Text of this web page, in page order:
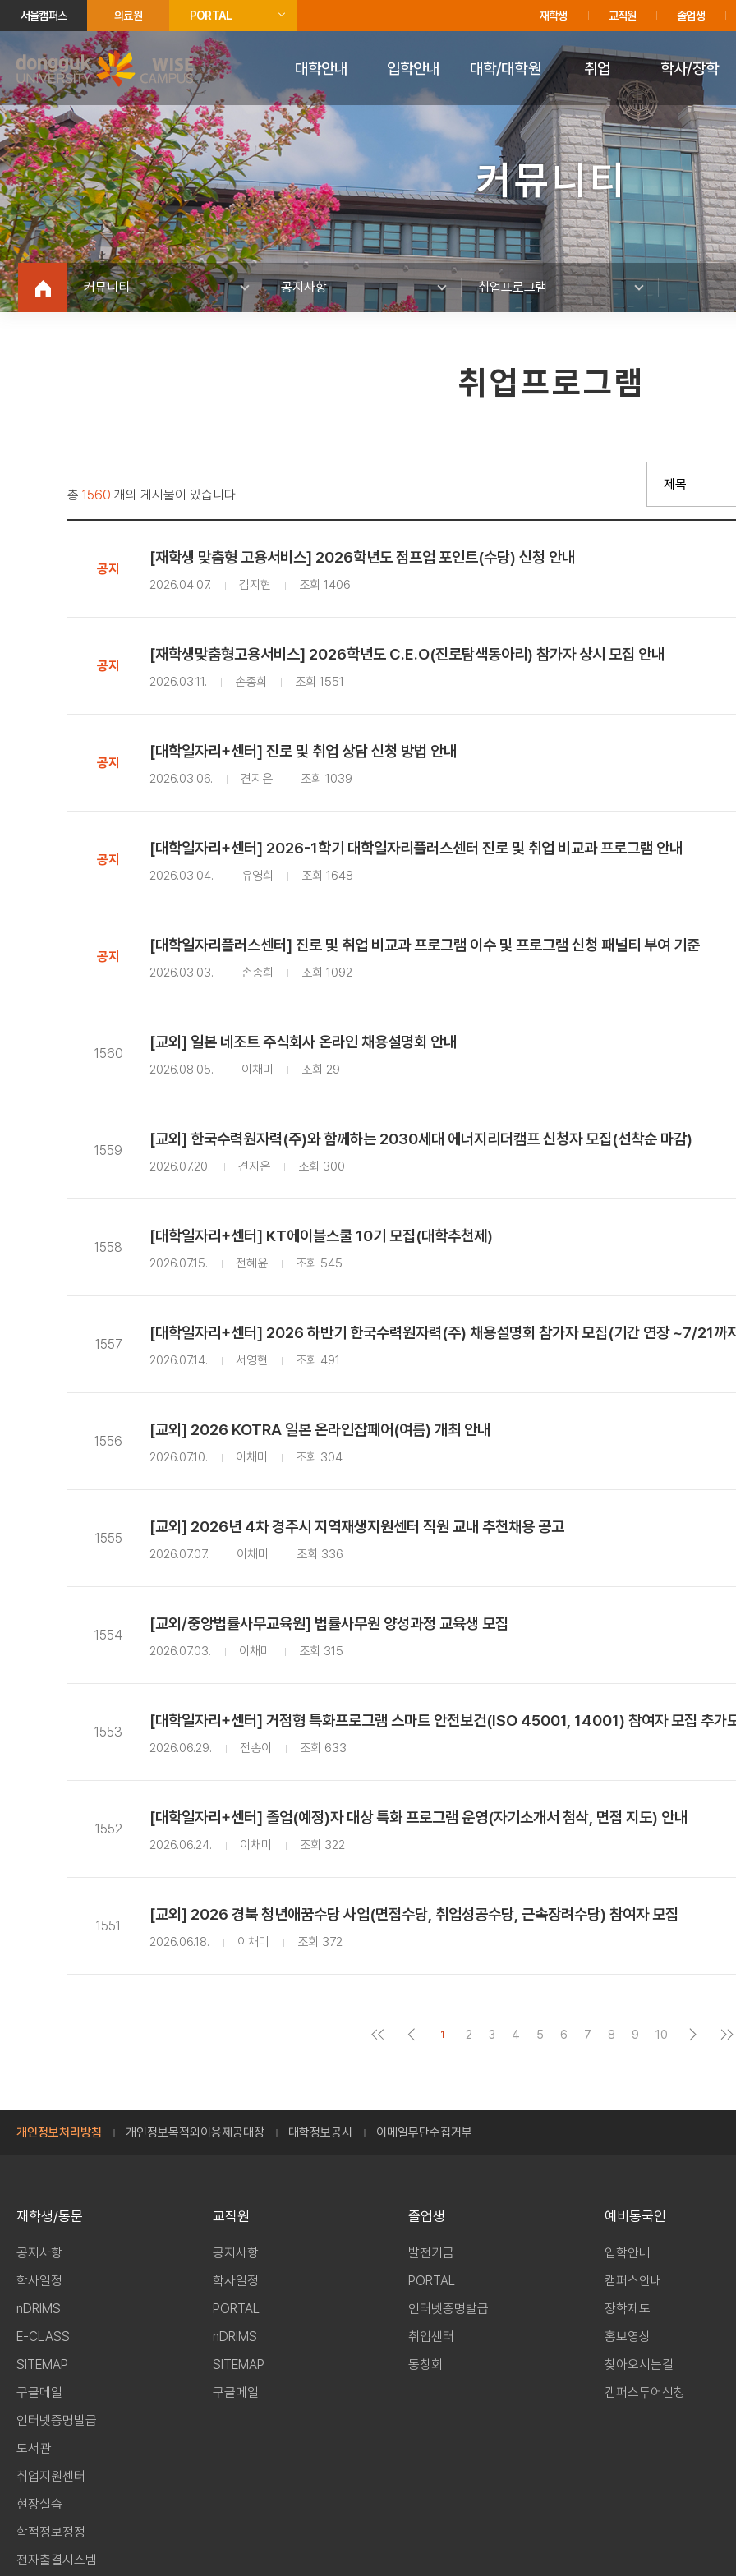
주메뉴 바로가기
푸터 바로가기
서울캠퍼스 의료원 PORTAL 재학생 교직원 졸업생
대학안내 입학안내 대학/대학원 취업 학사/장학
커뮤니티
커뮤니티 공지사항 취업프로그램
취업프로그램
총 1560 개의 게시물이 있습니다.
공지
[재학생 맞춤형 고용서비스] 2026학년도 점프업 포인트(수당) 신청 안내
2026.04.07. 김지현 조회 1406
공지
[재학생맞춤형고용서비스] 2026학년도 C.E.O(진로탐색동아리) 참가자 상시 모집 안내
2026.03.11. 손종희 조회 1551
공지
[대학일자리+센터] 진로 및 취업 상담 신청 방법 안내
2026.03.06. 견지은 조회 1039
공지
[대학일자리+센터] 2026-1학기 대학일자리플러스센터 진로 및 취업 비교과 프로그램 안내
2026.03.04. 유영희 조회 1648
공지
[대학일자리플러스센터] 진로 및 취업 비교과 프로그램 이수 및 프로그램 신청 패널티 부여 기준
2026.03.03. 손종희 조회 1092
1560
[교외] 일본 네조트 주식회사 온라인 채용설명회 안내
2026.08.05. 이채미 조회 29
1559
[교외] 한국수력원자력(주)와 함께하는 2030세대 에너지리더캠프 신청자 모집(선착순 마감)
2026.07.20. 견지은 조회 300
1558
[대학일자리+센터] KT에이블스쿨 10기 모집(대학추천제)
2026.07.15. 전혜윤 조회 545
1557
[대학일자리+센터] 2026 하반기 한국수력원자력(주) 채용설명회 참가자 모집(기간 연장 ~7/21까
2026.07.14. 서영현 조회 491
1556
[교외] 2026 KOTRA 일본 온라인잡페어(여름) 개최 안내
2026.07.10. 이채미 조회 304
1555
[교외] 2026년 4차 경주시 지역재생지원센터 직원 교내 추천채용 공고
2026.07.07. 이채미 조회 336
1554
[교외/중앙법률사무교육원] 법률사무원 양성과정 교육생 모집
2026.07.03. 이채미 조회 315
1553
[대학일자리+센터] 거점형 특화프로그램 스마트 안전보건(ISO 45001, 14001) 참여자 모집 추가
2026.06.29. 전송이 조회 633
1552
[대학일자리+센터] 졸업(예정)자 대상 특화 프로그램 운영(자기소개서 첨삭, 면접 지도) 안내
2026.06.24. 이채미 조회 322
1551
[교외] 2026 경북 청년애꿈수당 사업(면접수당, 취업성공수당, 근속장려수당) 참여자 모집
2026.06.18. 이채미 조회 372
1 2 3 4 5 6 7 8 9 10
개인정보처리방침 개인정보목적외이용제공대장 대학정보공시 이메일무단수집거부
재학생/동문
공지사항
학사일정
nDRIMS
E-CLASS
SITEMAP
구글메일
인터넷증명발급
도서관
취업지원센터
현장실습
학적정보정정
전자출결시스템
교직원
공지사항
학사일정
PORTAL
nDRIMS
SITEMAP
구글메일
졸업생
발전기금
PORTAL
인터넷증명발급
취업센터
동창회
예비동국인
입학안내
캠퍼스안내
장학제도
홍보영상
찾아오시는길
캠퍼스투어신청